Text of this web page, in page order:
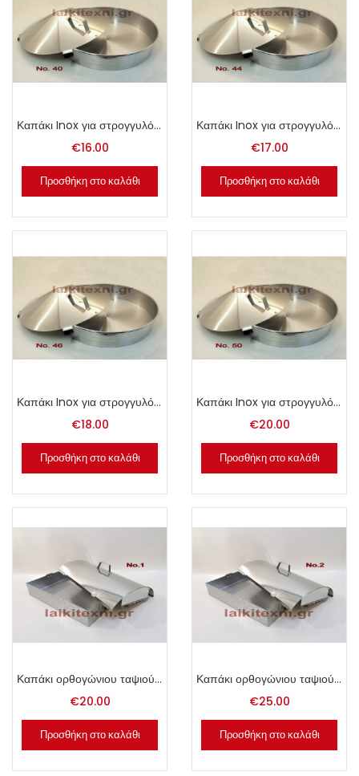
Καπάκι Inox για στρογγυλό ταψί Νο. 40.
€16.00
Προσθήκη στο καλάθι
Καπάκι Inox για στρογγυλό ταψί Νο. 44.
€17.00
Προσθήκη στο καλάθι
Καπάκι Inox για στρογγυλό ταψί Νο. 46.
€18.00
Προσθήκη στο καλάθι
Καπάκι Inox για στρογγυλό ταψί Νο. 50.
€20.00
Προσθήκη στο καλάθι
Καπάκι ορθογώνιου ταψιού Νο. 40.
€20.00
Προσθήκη στο καλάθι
Καπάκι ορθογώνιου ταψιού Νο. 50.
€25.00
Προσθήκη στο καλάθι